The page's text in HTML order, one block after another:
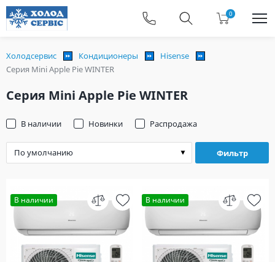
0
Холодсервис Кондиционеры
Hisense
Серия Mini Apple Pie WINTER
Серия Mini Apple Pie WINTER
Фильтр
В наличии Новинки Распродажа
В наличии В наличии